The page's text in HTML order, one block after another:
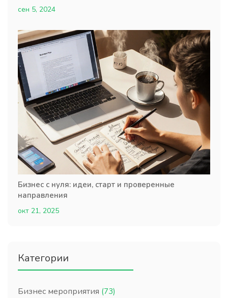
сен 5, 2024
Бизнес с нуля: идеи, старт и проверенные
направления
окт 21, 2025
Категории
Бизнес мероприятия (73)